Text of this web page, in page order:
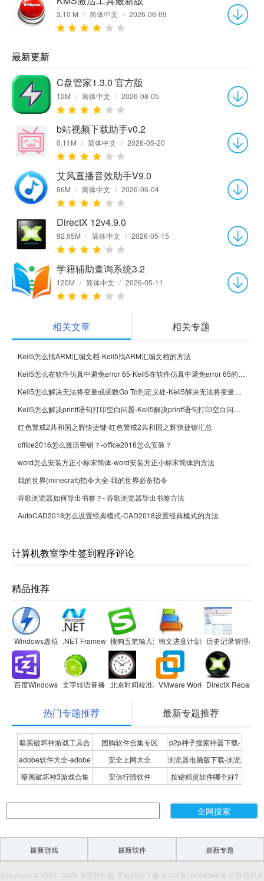
3.10 M / 简体中文 / 2026-06-09
最新更新
C盘管家1.3.0 官方版
12M / 简体中文 / 2026-08-05
b站视频下载助手v0.2
0.11M / 简体中文 / 2026-05-20
艾风直播音效助手V9.0
96M / 简体中文 / 2026-06-04
DirectX 12v4.9.0
92.95M / 简体中文 / 2026-05-15
学籍辅助查询系统3.2
120M / 简体中文 / 2026-05-11
相关文章 相关专题
Keil5怎么找ARM汇编文档-Keil5找ARM汇编文档的方法
Keil5怎么在软件仿真中避免error 65-Keil5在软件仿真中避免error 65的方法
Keil5怎么解决无法将变量或函数Go To到定义处-Keil5解决无法将变量或函数Go To到定义处的方法
Keil5怎么解决printf语句打印空白问题-Keil5解决printf语句打印空白问题的方法
红色警戒2共和国之辉快捷键-红色警戒2共和国之辉快捷键汇总
office2016怎么激活密钥？-office2016怎么安装？
word怎么安装方正小标宋简体-word安装方正小标宋简体的方法
我的世界(minecraft)指令大全-我的世界必备指令
谷歌浏览器如何导出书签？- 谷歌浏览器导出书签方法
AutoCAD2018怎么设置经典模式-CAD2018设置经典模式的方法
计算机教室学生签到程序评论
精品推荐
Windows虚拟光驱(Daemon Tools Lite)
.NET Framework搜狗五笔输入法翰文进度计划编制系统历史记录管理器
百度Windows10直通车文字转语音播音系统北京时间校准器VMware WorkstationDirectX Repair
热门专题推荐 最新专题推荐
暗黑破坏神游戏工具合
集
团购软件合集专区
p2p种子搜索神器下载-
P2P种子搜索神器专题
adobe软件大全-adobe
全系列软件下载-adobe
安全上网大全
浏览器电脑版下载-浏览
器下载合集
暗黑破坏神3游戏合集 安信行情软件
按键精灵软件哪个好?
最新游戏 最新软件 最新专题
Copyright © 1997- 2026 华军软件园 手机软件下载 苏ICP备16008348号 不良信息举